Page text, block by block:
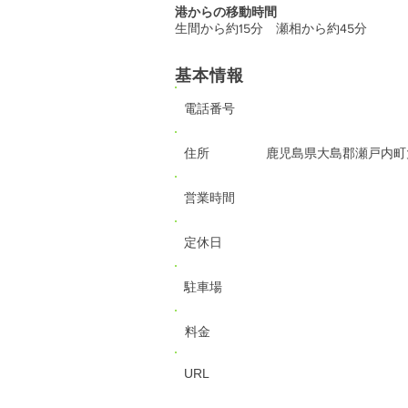
港からの移動時間
生間から約15分 瀬相から約45分
基本情報
電話番号
住所 鹿児島県大島郡瀬戸内
営業時間
定休日
駐車場
URL
料金